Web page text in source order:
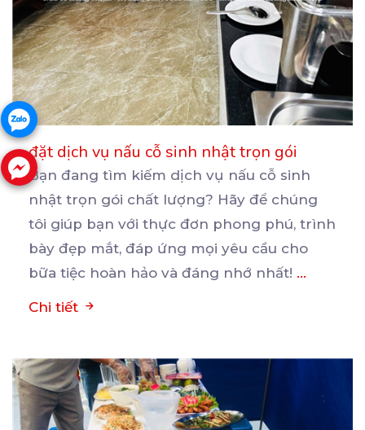
đặt dịch vụ nấu cỗ sinh nhật trọn gói
Bạn đang tìm kiếm dịch vụ nấu cỗ sinh
nhật trọn gói chất lượng? Hãy để chúng
tôi giúp bạn với thực đơn phong phú, trình
bày đẹp mắt, đáp ứng mọi yêu cầu cho
bữa tiệc hoàn hảo và đáng nhớ nhất! ...
Chi tiết